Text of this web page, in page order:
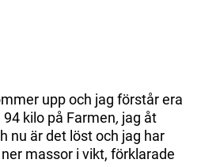
upp och jag förstår era
kilo på Farmen, jag åt
nu är det löst och jag har
massor i vikt, förklarade